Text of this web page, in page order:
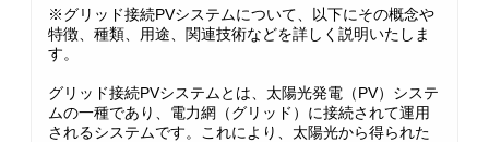
※グリッド接続PVシステムについて、以下にその概念や
特徴、種類、用途、関連技術などを詳しく説明いたしま
す。
グリッド接続PVシステムとは、太陽光発電（PV）システ
ムの一種であり、電力網（グリッド）に接続されて運用
されるシステムです。これにより、太陽光から得られた